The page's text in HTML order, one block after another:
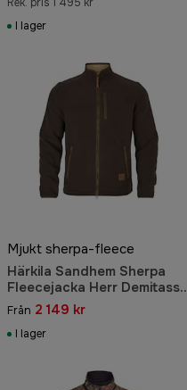
I lager
Mjukt sherpa-fleece
Härkila Sandhem Sherpa
Fleecejacka Herr Demitasse
Brown
Från 2 149 kr
I lager